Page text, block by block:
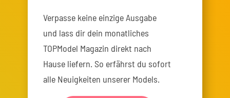
Verpasse keine einzige Ausgabe
und lass dir dein monatliches
TOPModel Magazin direkt nach
Hause liefern. So erfährst du sofort
alle Neuigkeiten unserer Models.